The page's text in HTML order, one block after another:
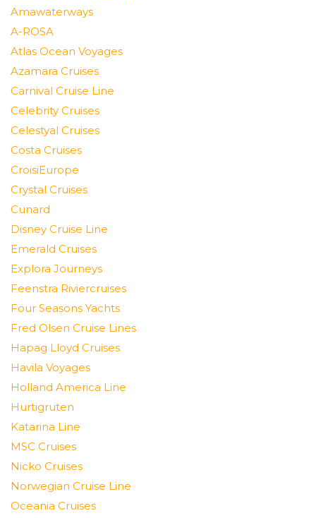
Amawaterways
A-ROSA
Atlas Ocean Voyages
Azamara Cruises
Carnival Cruise Line
Celebrity Cruises
Celestyal Cruises
Costa Cruises
CroisiEurope
Crystal Cruises
Cunard
Disney Cruise Line
Emerald Cruises
Explora Journeys
Feenstra Riviercruises
Four Seasons Yachts
Fred Olsen Cruise Lines
Hapag Lloyd Cruises
Havila Voyages
Holland America Line
Hurtigruten
Katarina Line
MSC Cruises
Nicko Cruises
Norwegian Cruise Line
Oceania Cruises